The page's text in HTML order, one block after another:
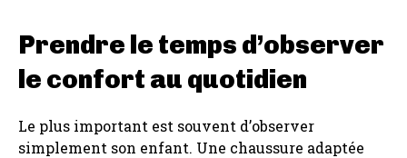
Prendre le temps d’observer
le confort au quotidien
Le plus important est souvent d’observer
simplement son enfant. Une chaussure adaptée